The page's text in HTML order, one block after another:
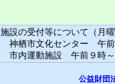
施設の受付等について（月
神栖市文化センター 午前
市内運動施設 午前９時～
公益財団